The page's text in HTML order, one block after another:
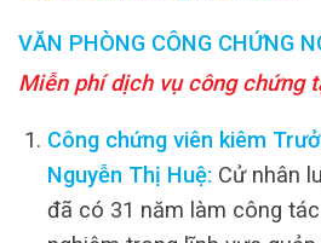
VĂN PHÒNG CÔNG CHỨNG
Miễn phí dịch vụ công chứng
Công chứng viên kiêm
Nguyễn Thị Huệ: Cử nhân
đã có 31 năm làm công